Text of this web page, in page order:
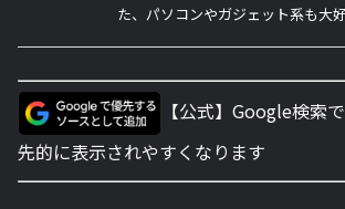
た、パソコンやガジェット系も大好
【公式】Google検索
先的に表示されやすくなります